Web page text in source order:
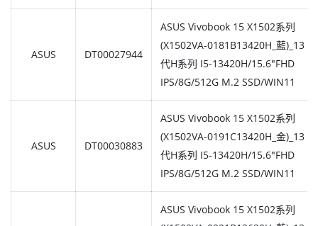
ASUS DT00027944
ASUS Vivobook 15 X1502系列
(X1502VA-0181B13420H_藍)_13
代H系列 I5-13420H/15.6"FHD
IPS/8G/512G M.2 SSD/WIN11
ASUS DT00030883
ASUS Vivobook 15 X1502系列
(X1502VA-0191C13420H_金)_13
代H系列 I5-13420H/15.6"FHD
IPS/8G/512G M.2 SSD/WIN11
ASUS Vivobook 15 X1502系列